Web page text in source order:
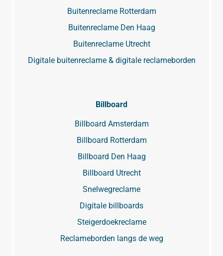
Buitenreclame Rotterdam
Buitenreclame Den Haag
Buitenreclame Utrecht
Digitale buitenreclame & digitale reclameborden
Billboard
Billboard Amsterdam
Billboard Rotterdam
Billboard Den Haag
Billboard Utrecht
Snelwegreclame
Digitale billboards
Steigerdoekreclame
Reclameborden langs de weg